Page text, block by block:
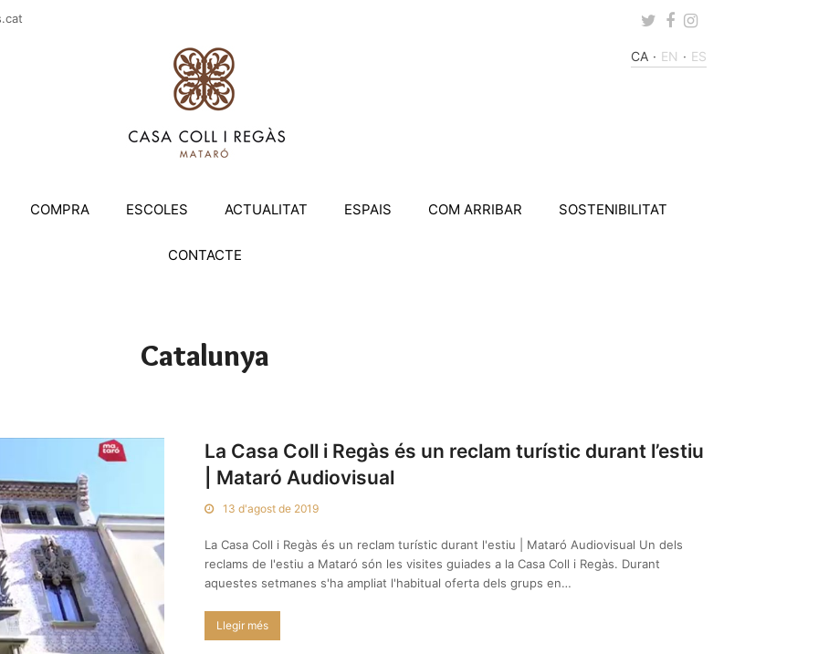
Twitter
Facebook
Instagram
CA EN ES
COMPRA ESCOLES ACTUALITAT ESPAIS COM ARRIBAR SOSTENIBILITAT
CONTACTE
Catalunya
La Casa Coll i Regàs és un reclam turístic durant l’estiu
| Mataró Audiovisual
13 d'agost de 2019
La Casa Coll i Regàs és un reclam turístic durant l'estiu | Mataró Audiovisual Un dels
reclams de l'estiu a Mataró són les visites guiades a la Casa Coll i Regàs. Durant
aquestes setmanes s'ha ampliat l'habitual oferta dels grups en…
Llegir més